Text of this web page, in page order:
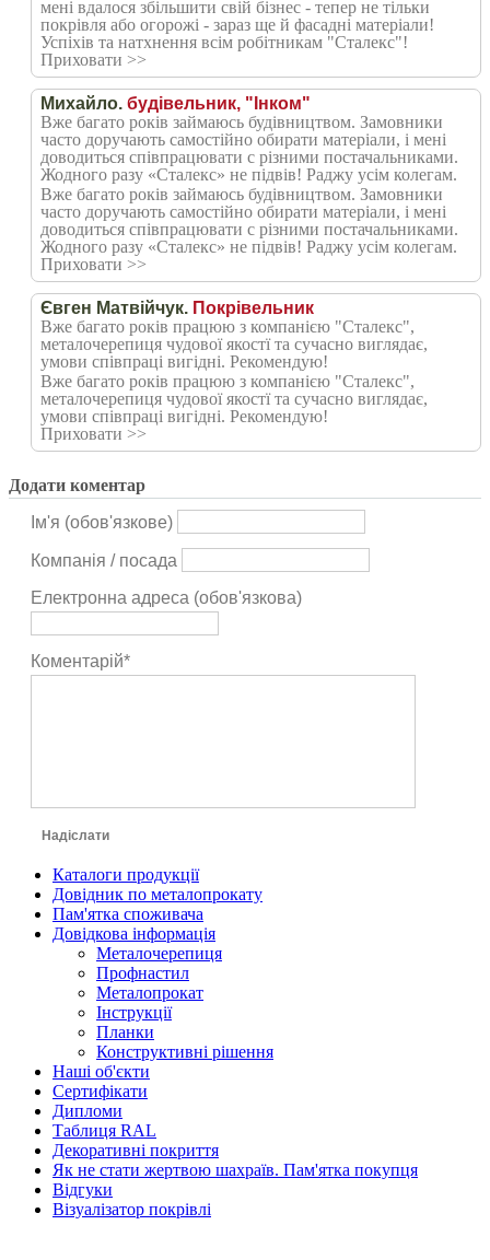
мені вдалося збільшити свій бізнес - тепер не тільки
покрівля або огорожі - зараз ще й фасадні матеріали!
Успіхів та натхнення всім робітникам "Сталекс"!
Приховати >>
Михайло. будівельник, "Інком"
Вже багато років займаюсь будівництвом. Замовники
часто доручають самостійно обирати матеріали, і мені
доводиться співпрацювати с різними постачальниками.
Жодного разу «Сталекс» не підвів! Раджу усім колегам.
Вже багато років займаюсь будівництвом. Замовники
часто доручають самостійно обирати матеріали, і мені
доводиться співпрацювати с різними постачальниками.
Жодного разу «Сталекс» не підвів! Раджу усім колегам.
Приховати >>
Євген Матвійчук. Покрівельник
Вже багато років працюю з компанією "Сталекс",
металочерепиця чудової якостї та сучасно виглядає,
умови співпраці вигідні. Рекомендую!
Вже багато років працюю з компанією "Сталекс",
металочерепиця чудової якостї та сучасно виглядає,
умови співпраці вигідні. Рекомендую!
Приховати >>
Додати коментар
Ім'я (обов'язкове)
Компанія / посада
Електронна адреса (обов'язкова)
Коментарій*
Надіслати
Каталоги продукції
Довідник по металопрокату
Пам'ятка споживача
Довідкова інформація
Металочерепиця
Профнастил
Металопрокат
Інструкції
Планки
Конструктивні рішення
Наші об'єкти
Сертифікати
Дипломи
Таблиця RAL
Декоративні покриття
Як не стати жертвою шахраїв. Пам'ятка покупця
Відгуки
Візуалізатор покрівлі